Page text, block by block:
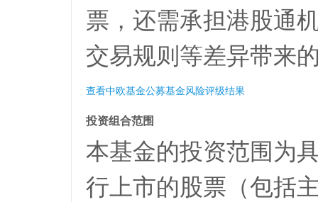
票，还需承担港股通
交易规则等差异带来
查看中欧基金公募基金风险评级结果
投资组合范围
本基金的投资范围为
行上市的股票（包括